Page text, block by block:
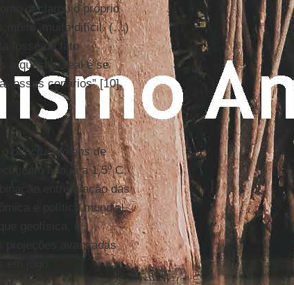
declarou o próprio
muito, muito difícil. (…)
fosse de fato
a questão real é se
esses cenários” [10].
punctus dolensde
não já a 1,5º C,
entre a ação das
e política mundial.
geofísica, é
projeções avançadas
jogo.